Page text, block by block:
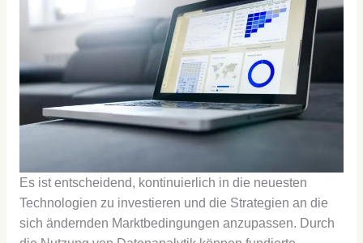
Es ist entscheidend, kontinuierlich in die neuesten
Technologien zu investieren und die Strategien an die
sich ändernden Marktbedingungen anzupassen. Durch